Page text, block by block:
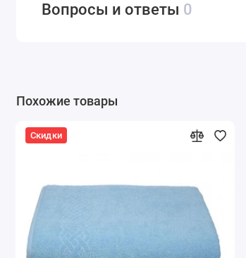
Вопросы и ответы 0
Похожие товары
Скидки